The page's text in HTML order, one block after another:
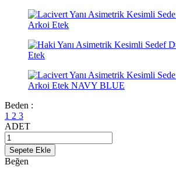
Beden :
1 2 3
ADET
Sepete Ekle
Beğen